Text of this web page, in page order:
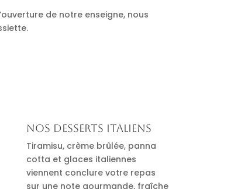
de notre enseigne, nous
Nos desserts italiens
Tiramisu, crème brûlée, panna
cotta et glaces italiennes
viennent conclure votre repas
sur une note gourmande, fraîche